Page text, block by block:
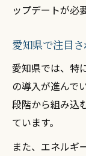
ップデートが必
愛知県で注目
愛知県では、特
の導入が進んで
段階から組み込
ています。
また、エネルギ